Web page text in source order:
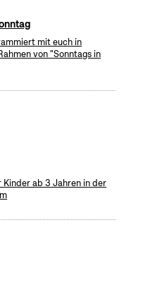
mit euch in
von "Sonntags in
ab 3 Jahren in der